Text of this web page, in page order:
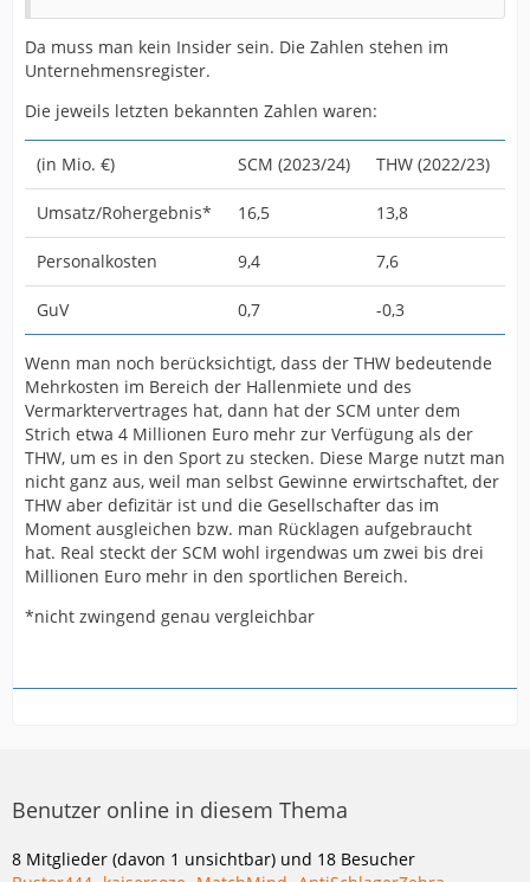
Da muss man kein Insider sein. Die Zahlen stehen im
Unternehmensregister.
Die jeweils letzten bekannten Zahlen waren:
(in Mio. €) SCM (2023/24) THW (2022/23)
Umsatz/Rohergebnis* 16,5 13,8
Personalkosten 9,4 7,6
GuV 0,7 -0,3
Wenn man noch berücksichtigt, dass der THW bedeutende
Mehrkosten im Bereich der Hallenmiete und des
Vermarktervertrages hat, dann hat der SCM unter dem
Strich etwa 4 Millionen Euro mehr zur Verfügung als der
THW, um es in den Sport zu stecken. Diese Marge nutzt man
nicht ganz aus, weil man selbst Gewinne erwirtschaftet, der
THW aber defizitär ist und die Gesellschafter das im
Moment ausgleichen bzw. man Rücklagen aufgebraucht
hat. Real steckt der SCM wohl irgendwas um zwei bis drei
Millionen Euro mehr in den sportlichen Bereich.
*nicht zwingend genau vergleichbar
Benutzer online in diesem Thema
8 Mitglieder (davon 1 unsichtbar) und 18 Besucher